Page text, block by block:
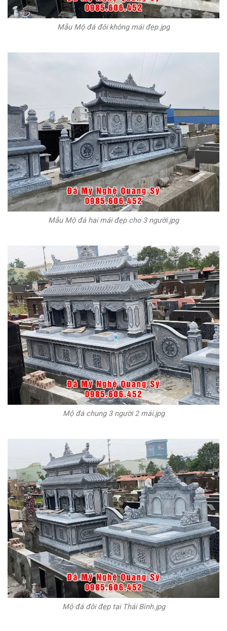
Mẫu Mộ đá đôi không mái đẹp.jpg
Mẫu Mộ đá hai mái đẹp cho 3 người.jpg
Mộ đá chung 3 người 2 mái.jpg
Mộ đá đôi đẹp tại Thái Bình.jpg